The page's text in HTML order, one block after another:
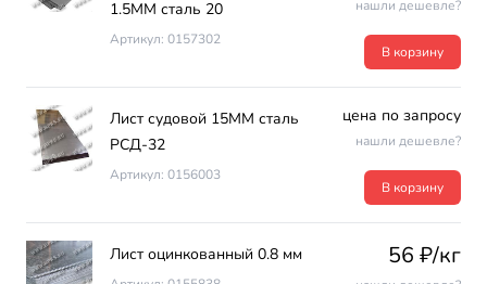
1.5ММ сталь 20
Артикул: 0157302
нашли дешевле?
В корзину
Лист судовой 15ММ сталь
РСД-32
Артикул: 0156003
цена по запросу
нашли дешевле?
В корзину
Лист оцинкованный 0.8 мм 56 ₽/кг